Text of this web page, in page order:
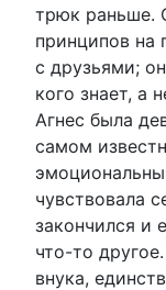
трюк раньше.
принципов на
с друзьями;
кого знает, а
Агнес была
самом
чувствовала
закончился и
что-то
внука,